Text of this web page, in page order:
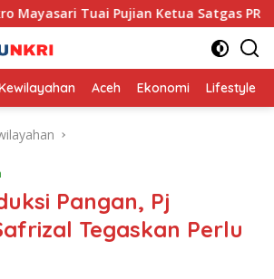
Tuai Pujian Ketua Satgas PRR
Aceh Ekonomi Lifestyle
Pangan, Pj
Tegaskan Perlu